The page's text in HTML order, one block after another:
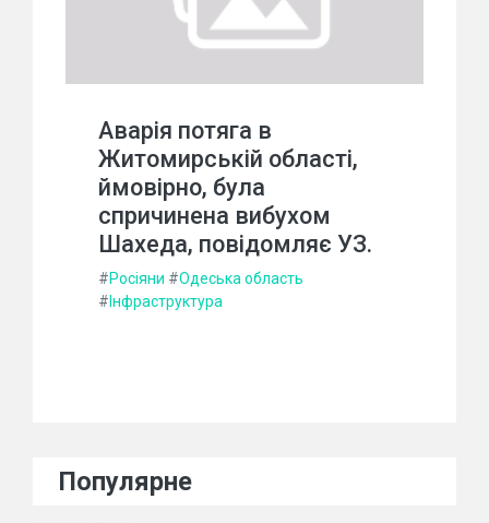
Аварія потяга в
Житомирській області,
ймовірно, була
спричинена вибухом
Шахеда, повідомляє УЗ.
#Росіяни #Одеська область
# Інфраструктура
Популярне